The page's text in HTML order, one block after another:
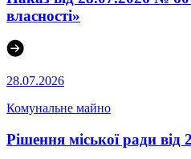
власності»
28.07.2026
Комунальне майно
Рішення міської ради